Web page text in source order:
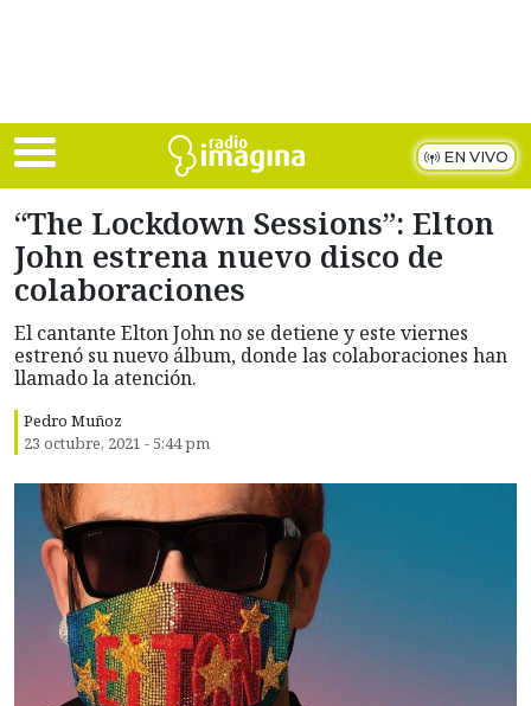
EN VIVO
“The Lockdown Sessions”: Elton
John estrena nuevo disco de
colaboraciones
El cantante Elton John no se detiene y este viernes
estrenó su nuevo álbum, donde las colaboraciones han
llamado la atención.
Pedro Muñoz
23 octubre, 2021 - 5:44 pm